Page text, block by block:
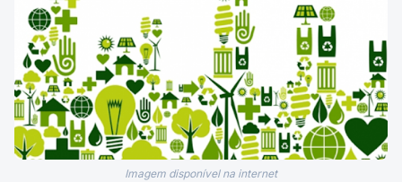
Imagem disponível na internet